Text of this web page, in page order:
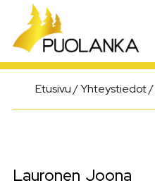
Päävalikko
Etusivu/Yhteystiedot/
Lauronen Joona